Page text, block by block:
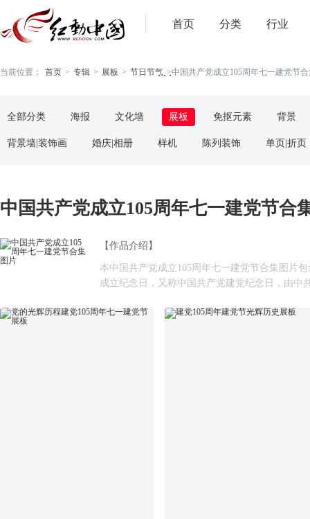
首页 分类 行业
. . .
当前位置： 首页 > 专辑 > 展板 > 节日节气 >中国共产党成立105周年七一建党节
全部分类 海报 文化墙 展板 免抠元素 背景
背景墙|装饰画 婚庆|相册 样机 陈列装饰 单页|折页
中国共产党成立105周年七一建党节合
【作品介绍】
本中国共产党成立105周年七一建党节合集图片
成立纪念日，又称中国共产党建党纪念日，由中